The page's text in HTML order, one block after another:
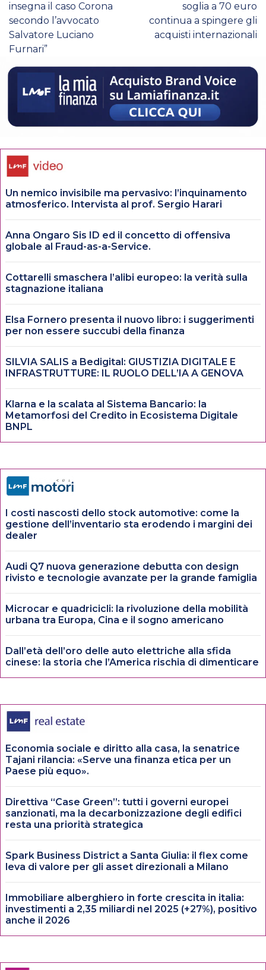
insegna il caso Corona
secondo l’avvocato
Salvatore Luciano
Furnari”
soglia a 70 euro
continua a spingere gli
acquisti internazionali
Un nemico invisibile ma pervasivo: l’inquinamento
atmosferico. Intervista al prof. Sergio Harari
Anna Ongaro Sis ID ed il concetto di offensiva
globale al Fraud-as-a-Service.
Cottarelli smaschera l’alibi europeo: la verità sulla
stagnazione italiana
Elsa Fornero presenta il nuovo libro: i suggerimenti
per non essere succubi della finanza
SILVIA SALIS a Bedigital: GIUSTIZIA DIGITALE E
INFRASTRUTTURE: IL RUOLO DELL’IA A GENOVA
Klarna e la scalata al Sistema Bancario: la
Metamorfosi del Credito in Ecosistema Digitale
BNPL
I costi nascosti dello stock automotive: come la
gestione dell’inventario sta erodendo i margini dei
dealer
Audi Q7 nuova generazione debutta con design
rivisto e tecnologie avanzate per la grande famiglia
Microcar e quadricicli: la rivoluzione della mobilità
urbana tra Europa, Cina e il sogno americano
Dall’età dell’oro delle auto elettriche alla sfida
cinese: la storia che l’America rischia di dimenticare
Economia sociale e diritto alla casa, la senatrice
Tajani rilancia: «Serve una finanza etica per un
Paese più equo».
Direttiva “Case Green”: tutti i governi europei
sanzionati, ma la decarbonizzazione degli edifici
resta una priorità strategica
Spark Business District a Santa Giulia: il flex come
leva di valore per gli asset direzionali a Milano
Immobiliare alberghiero in forte crescita in italia:
investimenti a 2,35 miliardi nel 2025 (+27%), positivo
anche il 2026